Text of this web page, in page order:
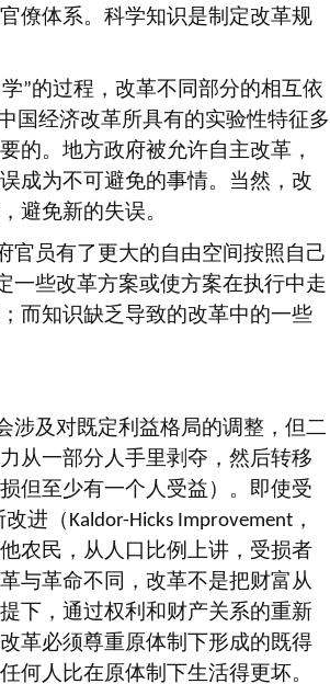
僚体系。科学知识是制定改革规
”的过程，改革不同部分的相互依
国经济改革所具有的实验性特征多
的。地方政府被允许自主改革，
成为不可避免的事情。当然，改
避免新的失误。
官员有了更大的自由空间按照自己
一些改革方案或使方案在执行中走
而知识缺乏导致的改革中的一些
涉及对既定利益格局的调整，但二
从一部分人手里剥夺，然后转移
但至少有一个人受益）。即使受
进（ Kaldor-Hicks Improvement ，
农民，从人口比例上讲，受损者
与革命不同，改革不是把财富从
下，通过权利和财产关系的重新
革必须尊重原体制下形成的既得
何人比在原体制下生活得更坏。